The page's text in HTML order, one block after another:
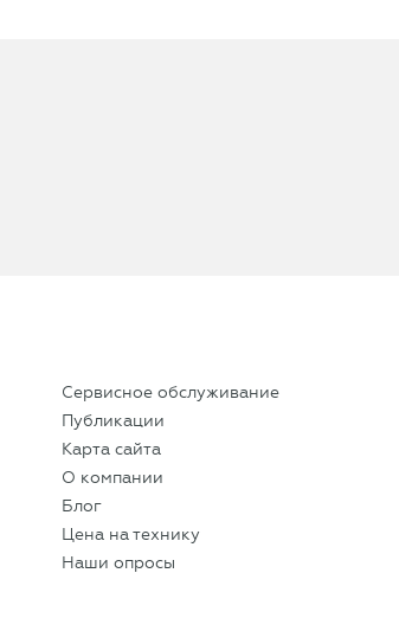
Сервисное обслуживание
Публикации
Карта сайта
О компании
Блог
Цена на технику
Наши опросы